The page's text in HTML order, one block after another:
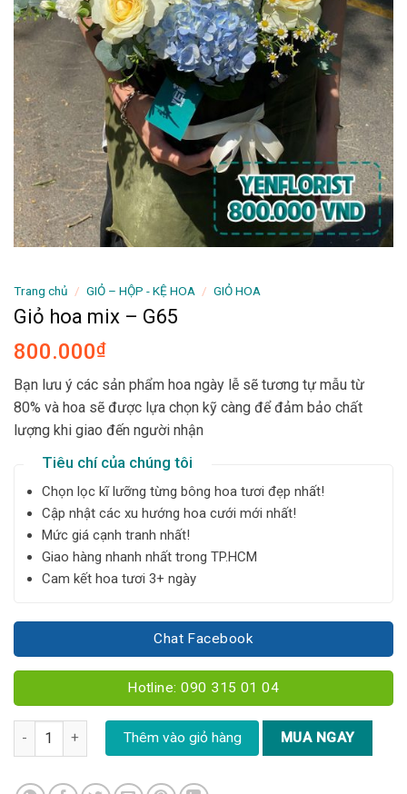
Trang chủ / GIỎ – HỘP - KỆ HOA / GIỎ HOA
Giỏ hoa mix – G65
800.000₫
Bạn lưu ý các sản phẩm hoa ngày lễ sẽ tương tự mẫu từ
80% và hoa sẽ được lựa chọn kỹ càng để đảm bảo chất
lượng khi giao đến người nhận
Tiêu chí của chúng tôi
Chọn lọc kĩ lưỡng từng bông hoa tươi đẹp nhất!
Cập nhật các xu hướng hoa cưới mới nhất!
Mức giá cạnh tranh nhất!
Giao hàng nhanh nhất trong TP.HCM
Cam kết hoa tươi 3+ ngày
Chat Facebook
Hotline: 090 315 01 04
Giỏ hoa mix - G65 số lượngThêm vào giỏ hàng MUA NGAY